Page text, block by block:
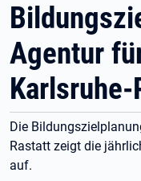
Agentur
Karlsruhe-
Die
Rastatt zeigt die
auf.